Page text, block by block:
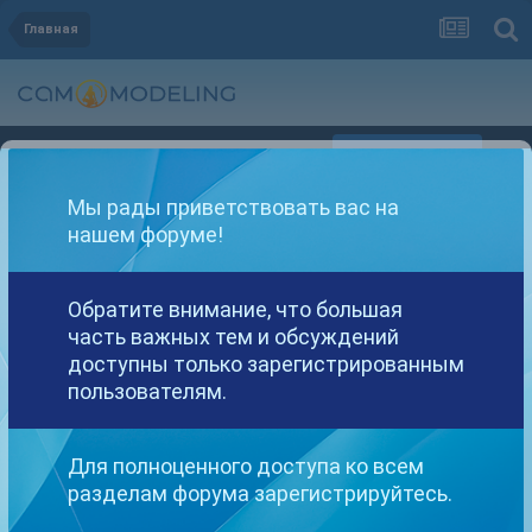
Главная
Уже зарегистрированы? Войти
Другие варианты поиска
Найдено: 1 результат
СОРТИРОВКА
Мы рады приветствовать вас на
нашем форуме!
Обратите внимание, что большая
часть важных тем и обсуждений
доступны только зарегистрированным
пользователям.
Для полноценного доступа ко всем
разделам форума зарегистрируйтесь.